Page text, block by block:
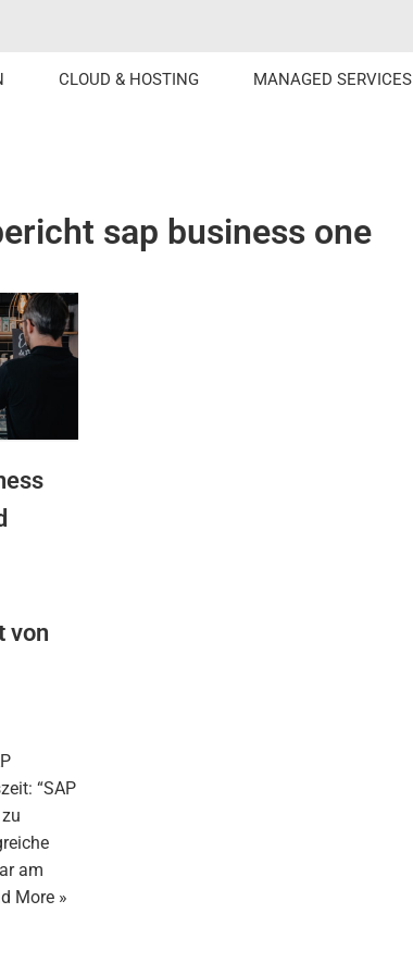
CLOUD & HOSTING
MANAGED SERVICES
sap business one
von
“SAP
am
More »